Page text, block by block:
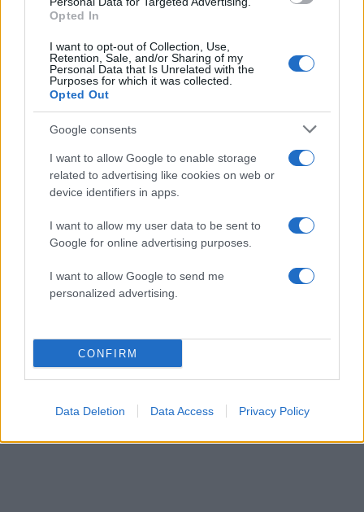
Opted In
I want to opt-out of Collection, Use,
Retention, Sale, and/or Sharing of my
Personal Data that Is Unrelated with the
Purposes for which it was collected.
Opted Out
Google consents
I want to allow Google to enable storage
related to advertising like cookies on web or
device identifiers in apps.
I want to allow my user data to be sent to
Google for online advertising purposes.
I want to allow Google to send me
personalized advertising.
CONFIRM
Data Deletion Data Access Privacy Policy
Τζένιφερ Λόπεζ: Η selfie της χωρίς μακιγιάζ
αποδεικνύει τη δύναμη του σωστού skincare